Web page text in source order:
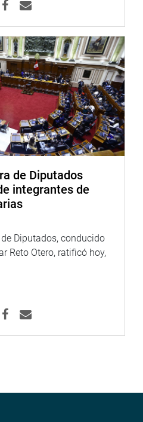
de Diputados
integrantes de
Diputados, conducido
Reto Otero, ratificó hoy,